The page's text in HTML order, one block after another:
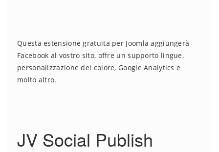
Questa estensione gratuita per Joomla aggiungerà
Facebook al vostro sito, offre un supporto lingue,
personalizzazione del colore, Google Analytics e
molto altro.
JV Social Publish